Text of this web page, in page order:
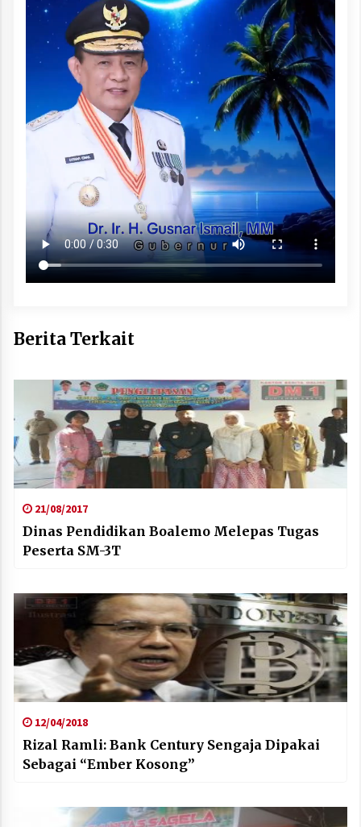
Berita Terkait
21/08/2017
Dinas Pendidikan Boalemo Melepas Tugas
Peserta SM-3T
12/04/2018
Rizal Ramli: Bank Century Sengaja Dipakai
Sebagai “Ember Kosong”